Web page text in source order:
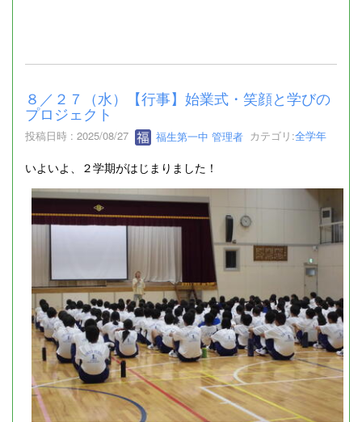
８／２７（水）【行事】始業式・笑顔と学びの
プロジェクト
投稿日時 : 2025/08/27 福生第一中 管理者 カテゴリ:全学年
いよいよ、２学期がはじまりました！